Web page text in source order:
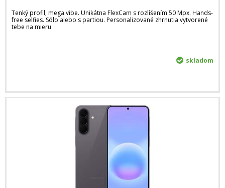
Tenký profil, mega vibe. Unikátna FlexCam s rozlíšením 50 Mpx. Hands-
free selfies. Sólo alebo s partiou. Personalizované zhrnutia vytvorené
tebe na mieru
skladom